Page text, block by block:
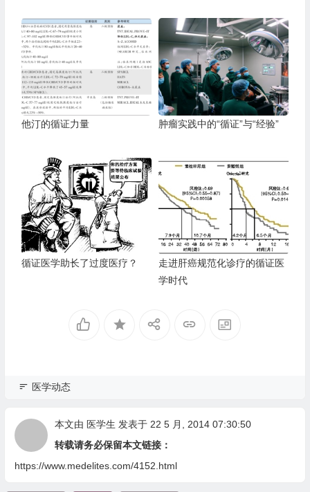
他汀的循证力量 肿瘤实践中的“循证”与“经验”
循证医学助长了过度医疗？
走进肝癌规范化诊疗的循证医
学时代
医学动态
本文由 医学生 发表于 22 5 月, 2014 07:30:50
转载请务必保留本文链接：
https://www.medelites.com/4152.html